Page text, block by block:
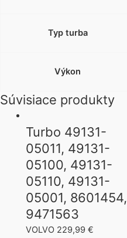
Typ turba
Výkon
Súvisiace produkty
Turbo 49131-
05011, 49131-
05100, 49131-
05110, 49131-
05001, 8601454,
9471563
VOLVO 229,99 €